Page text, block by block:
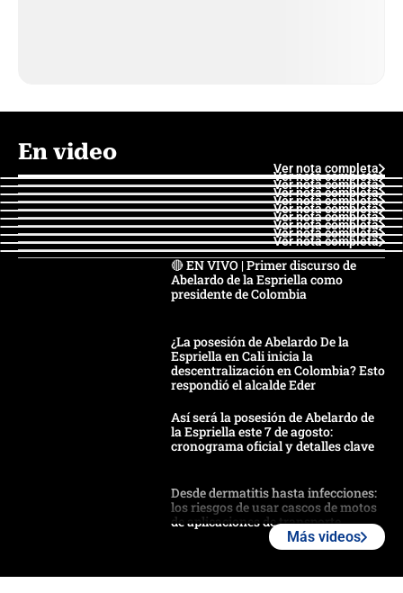
En video
Ver nota completa
Ver nota completa
Ver nota completa
Ver nota completa
Ver nota completa
Ver nota completa
Ver nota completa
Ver nota completa
Ver nota completa
Ver nota completa
🔴 EN VIVO | Primer discurso de
Abelardo de la Espriella como
presidente de Colombia
¿La posesión de Abelardo De la
Espriella en Cali inicia la
descentralización en Colombia? Esto
respondió el alcalde Eder
Así será la posesión de Abelardo de
la Espriella este 7 de agosto:
cronograma oficial y detalles clave
Desde dermatitis hasta infecciones:
los riesgos de usar cascos de motos
de aplicaciones de transporte
Más videos